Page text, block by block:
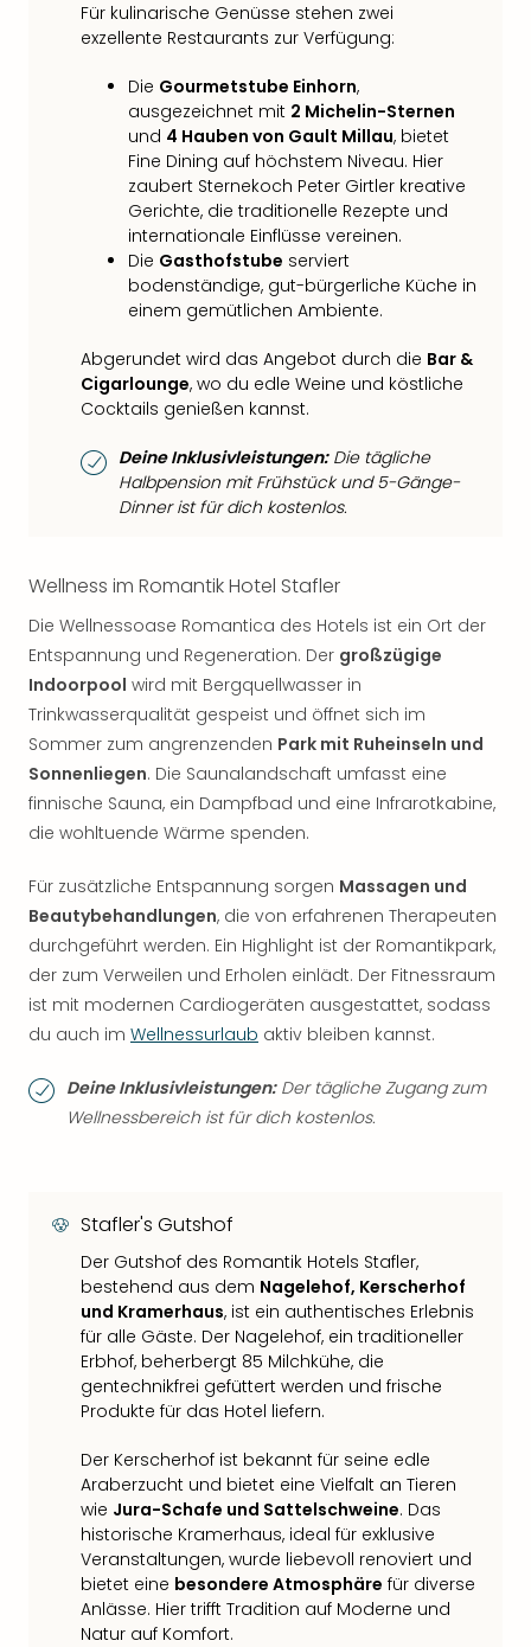
Für kulinarische Genüsse stehen zwei
exzellente Restaurants zur Verfügung:
Die Gourmetstube Einhorn,
ausgezeichnet mit 2 Michelin-Sternen
und 4 Hauben von Gault Millau, bietet
Fine Dining auf höchstem Niveau. Hier
zaubert Sternekoch Peter Girtler kreative
Gerichte, die traditionelle Rezepte und
internationale Einflüsse vereinen.
Die Gasthofstube serviert
bodenständige, gut-bürgerliche Küche in
einem gemütlichen Ambiente.
Abgerundet wird das Angebot durch die Bar &
Cigarlounge, wo du edle Weine und köstliche
Cocktails genießen kannst.
Deine Inklusivleistungen:Die tägliche
Halbpension mit Frühstück und 5-Gänge-
Dinner ist für dich kostenlos.
Wellness im Romantik Hotel Stafler
Die Wellnessoase Romantica des Hotels ist ein Ort der
Entspannung und Regeneration. Der großzügige
Indoorpool wird mit Bergquellwasser in
Trinkwasserqualität gespeist und öffnet sich im
Sommer zum angrenzenden Park mit Ruheinseln und
Sonnenliegen. Die Saunalandschaft umfasst eine
finnische Sauna, ein Dampfbad und eine Infrarotkabine,
die wohltuende Wärme spenden.
Für zusätzliche Entspannung sorgen Massagen und
Beautybehandlungen, die von erfahrenen Therapeuten
durchgeführt werden. Ein Highlight ist der Romantikpark,
der zum Verweilen und Erholen einlädt. Der Fitnessraum
ist mit modernen Cardiogeräten ausgestattet, sodass
du auch im Wellnessurlaub aktiv bleiben kannst.
Deine Inklusivleistungen:Der tägliche Zugang zum
Wellnessbereich ist für dich kostenlos.
Stafler's Gutshof
Der Gutshof des Romantik Hotels Stafler,
bestehend aus dem Nagelehof, Kerscherhof
und Kramerhaus, ist ein authentisches Erlebnis
für alle Gäste. Der Nagelehof, ein traditioneller
Erbhof, beherbergt 85 Milchkühe, die
gentechnikfrei gefüttert werden und frische
Produkte für das Hotel liefern.
Der Kerscherhof ist bekannt für seine edle
Araberzucht und bietet eine Vielfalt an Tieren
wie Jura-Schafe und Sattelschweine. Das
historische Kramerhaus, ideal für exklusive
Veranstaltungen, wurde liebevoll renoviert und
bietet eine besondere Atmosphäre für diverse
Anlässe. Hier trifft Tradition auf Moderne und
Natur auf Komfort.